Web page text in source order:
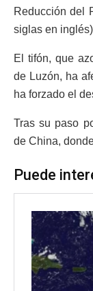
Reducción del
siglas en
El tifón, que
de Luzón, ha
ha forzado el
Tras su paso
de China,
Puede